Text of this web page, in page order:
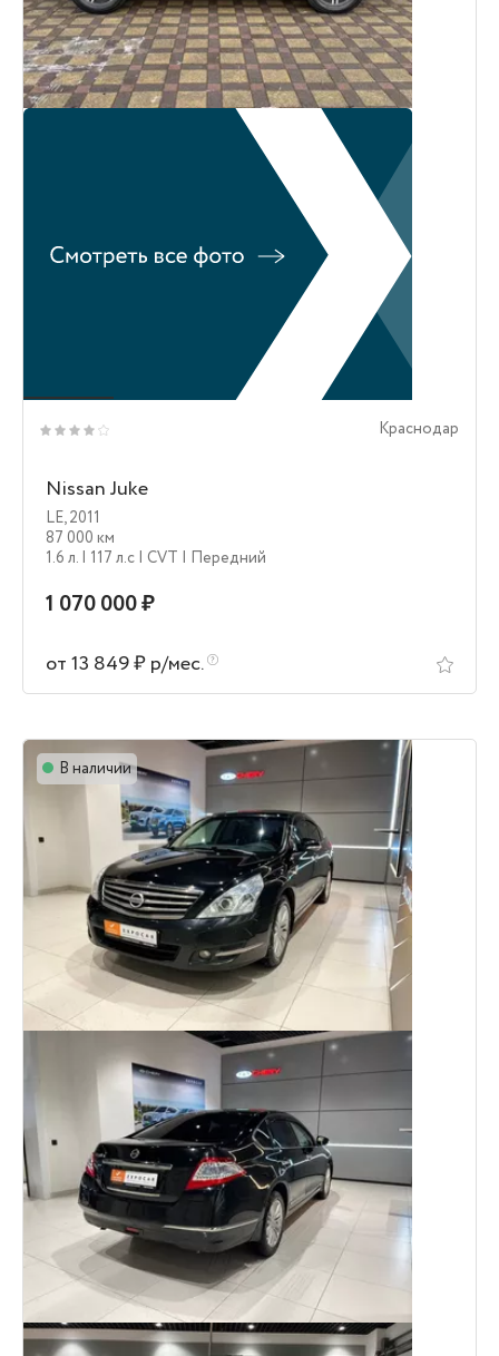
Краснодар
Nissan Juke
LE,2011
87 000 км
1.6 л. | 117 л.c | CVT | Передний
1 070 000 ₽
от 13 849 ₽ р/мес.
В наличии